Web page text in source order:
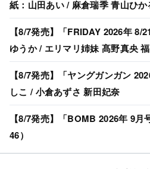
紙：山田あい / 麻倉瑞季 青山ひ
【8/7発売】「FRIDAY 2026年 8/
ゆうか / エリマリ姉妹 髙野真央
【8/7発売】「ヤングガンガン
しこ / 小倉あずさ 新田妃奈
【8/7発売】「BOMB 2026年 9
46）